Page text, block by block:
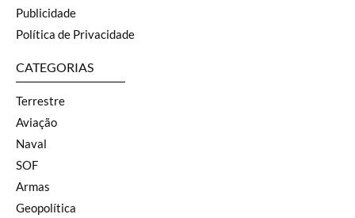
Publicidade
Política de Privacidade
CATEGORIAS
Terrestre
Aviação
Naval
SOF
Armas
Geopolítica